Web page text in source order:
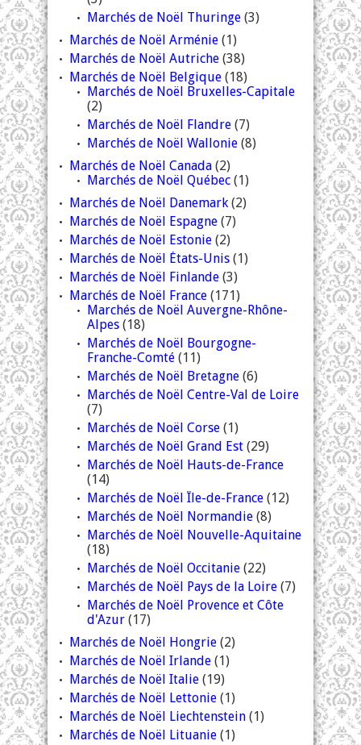
Marchés de Noël Thuringe (3)
Marchés de Noël Arménie (1)
Marchés de Noël Autriche (38)
Marchés de Noël Belgique (18)
Marchés de Noël Bruxelles-Capitale
(2)
Marchés de Noël Flandre (7)
Marchés de Noël Wallonie (8)
Marchés de Noël Canada (2)
Marchés de Noël Québec (1)
Marchés de Noël Danemark (2)
Marchés de Noël Espagne (7)
Marchés de Noël Estonie (2)
Marchés de Noël États-Unis (1)
Marchés de Noël Finlande (3)
Marchés de Noël France (171)
Marchés de Noël Auvergne-Rhône-
Alpes (18)
Marchés de Noël Bourgogne-
Franche-Comté (11)
Marchés de Noël Bretagne (6)
Marchés de Noël Centre-Val de Loire
(7)
Marchés de Noël Corse (1)
Marchés de Noël Grand Est (29)
Marchés de Noël Hauts-de-France
(14)
Marchés de Noël Île-de-France (12)
Marchés de Noël Normandie (8)
Marchés de Noël Nouvelle-Aquitaine
(18)
Marchés de Noël Occitanie (22)
Marchés de Noël Pays de la Loire (7)
Marchés de Noël Provence et Côte
d'Azur (17)
Marchés de Noël Hongrie (2)
Marchés de Noël Irlande (1)
Marchés de Noël Italie (19)
Marchés de Noël Lettonie (1)
Marchés de Noël Liechtenstein (1)
Marchés de Noël Lituanie (1)